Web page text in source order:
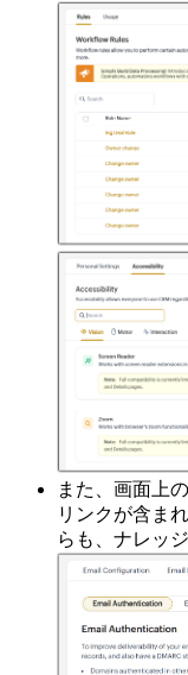
また、画面上
リンクが含ま
らも、ナレッ